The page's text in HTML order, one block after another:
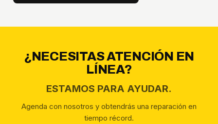
¿NECESITAS ATENCIÓN EN
LÍNEA?
ESTAMOS PARA AYUDAR.
Agenda con nosotros y obtendrás una reparación en
tiempo récord.